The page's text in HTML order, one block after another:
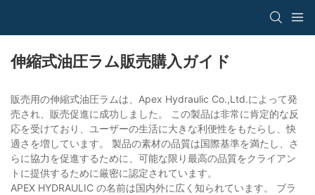
伸縮式油圧ラム販売購入ガイド
販売用の伸縮式油圧ラムは、Apex Hydraulic Co.,Ltd.によって発
売され、販売促進に成功しました。 この製品は非常に肯定的な反
応を受けており、ユーザーの生活に大きな利便性をもたらし、快
適さを増しています。 製品の素材の品質は国際基準を満たし、さ
らに協力を促進するために、可能な限り最高の品質をクライアン
トに提供するために厳密に認定されています。
APEX HYDRAULIC の名前は国内外に広く知られています。 ブラ